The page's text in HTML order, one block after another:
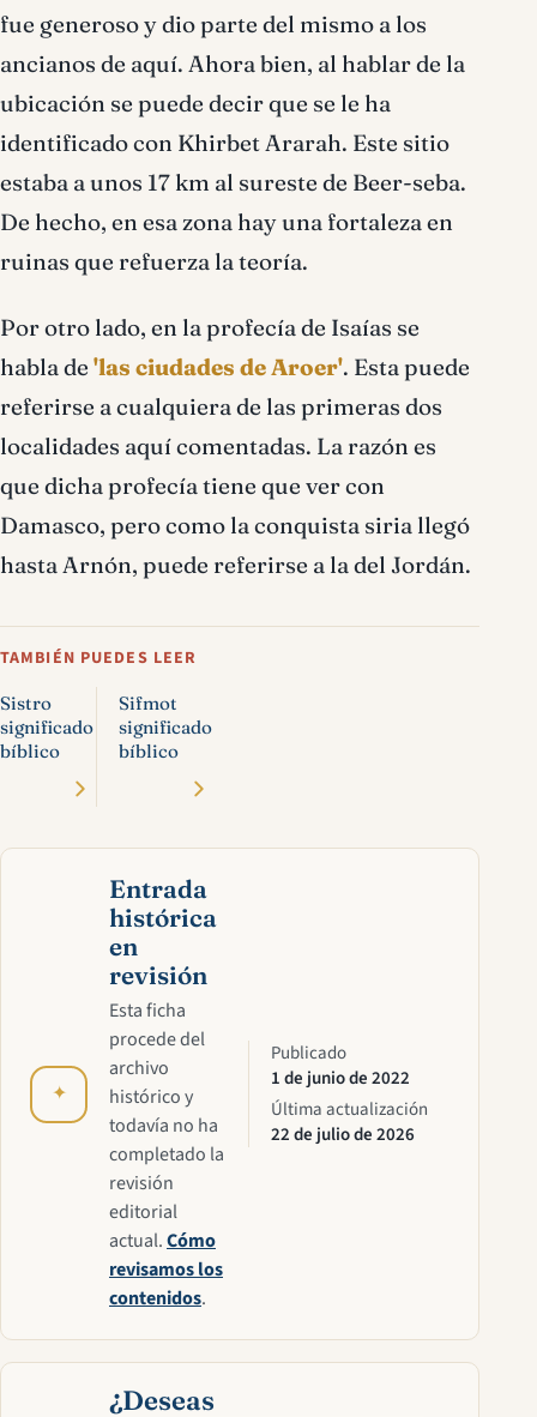
fue generoso y dio parte del mismo a los
ancianos de aquí. Ahora bien, al hablar de la
ubicación se puede decir que se le ha
identificado con Khirbet Ararah. Este sitio
estaba a unos 17 km al sureste de Beer-seba.
De hecho, en esa zona hay una fortaleza en
ruinas que refuerza la teoría.
Por otro lado, en la profecía de Isaías se
habla de 'las ciudades de Aroer'. Esta puede
referirse a cualquiera de las primeras dos
localidades aquí comentadas. La razón es
que dicha profecía tiene que ver con
Damasco, pero como la conquista siria llegó
hasta Arnón, puede referirse a la del Jordán.
TAMBIÉN PUEDES LEER
Sistro
significado
bíblico
Sifmot
significado
bíblico
✦
Entrada
histórica
en
revisión
Esta ficha
procede del
archivo
histórico y
todavía no ha
completado la
revisión
editorial
actual.Cómo
revisamos los
contenidos.
Publicado
1 de junio de 2022
Última actualización
22 de julio de 2026
¿Deseas